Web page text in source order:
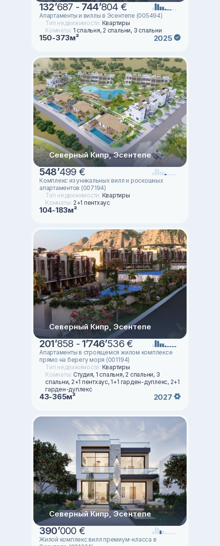
132’687 - 744’804 €
Апартаменты и виллы в Эсентепе (005494)
Тип недвижимости: Квартиры
Комнаты: 1 спальня, 2 спальни, 3 спальни
150-373м² 2025
Северный Кипр, Эсентепе
548’499 €
Комплекс из уникальных вилл и роскошных
апартаментов (007194)
Тип недвижимости: Квартиры
Комнаты: 2+1 пентхаус
104-183м²
Северный Кипр, Эсентепе
201’858 -1’746’536 €
Апартаменты в строящемся жилом комплексе
прямо на берегу моря (001194)
Тип недвижимости: Квартиры
Комнаты: Студия, 1 спальня, 2 спальни, 3
спальни, 2+1 пентхаус, 1+1 гарден-дуплекс, 2+1
гарден-дуплекс
43-365м² 2027
Северный Кипр, Эсентепе
390’000 €
Жилой комплекс вилл премиум-класса в